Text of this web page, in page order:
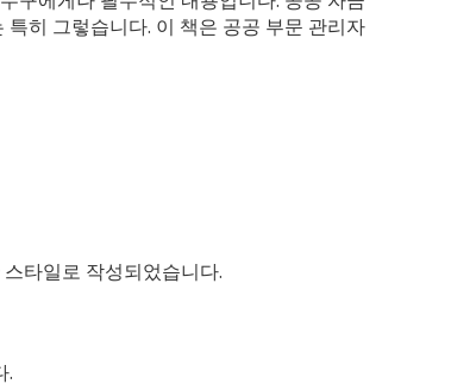
히 그렇습니다. 이 책은 공공 부문 관리자
타일로 작성되었습니다.
.